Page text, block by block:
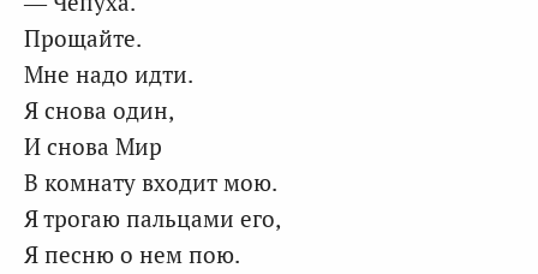
Прощайте.
Мне надо идти.
Я снова один,
И снова Мир
В комнату входит мою.
Я трогаю пальцами его,
Я песню о нем пою.